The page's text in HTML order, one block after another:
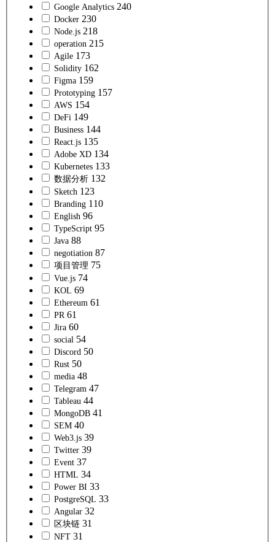
Google Analytics 240
Docker 230
Node.js 218
operation 215
Agile 173
Solidity 162
Figma 159
Prototyping 157
AWS 154
DeFi 149
Business 144
React.js 135
Adobe XD 134
Kubernetes 133
数据分析 132
Sketch 123
Branding 110
English 96
TypeScript 95
Java 88
negotiation 87
项目管理 75
Vue.js 74
KOL 69
Ethereum 61
PR 61
Jira 60
social 54
Discord 50
Rust 50
media 48
Telegram 47
Tableau 44
MongoDB 41
SEM 40
Web3.js 39
Twitter 39
Event 37
HTML 34
Power BI 33
PostgreSQL 33
Angular 32
区块链 31
NFT 31